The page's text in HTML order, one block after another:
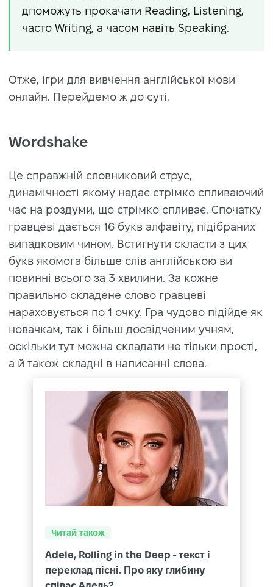
дпоможуть прокачати Reading, Listening,
часто Writing, а часом навіть Speaking.
Отже, ігри для вивчення англійської мови
онлайн. Перейдемо ж до суті.
Wordshake
Це справжній словниковий струс,
динамічності якому надає стрімко спливаючий
час на роздуми, що стрімко спливає. Спочатку
гравцеві дається 16 букв алфавіту, підібраних
випадковим чином. Встигнути скласти з цих
букв якомога більше слів англійською ви
повинні всього за 3 хвилини. За кожне
правильно складене слово гравцеві
нараховується по 1 очку. Гра чудово підійде як
новачкам, так і більш досвідченим учням,
оскільки тут можна складати не тільки прості,
а й також складні в написанні слова.
Читай також
Adele, Rolling in the Deep - текст і
переклад пісні. Про яку глибину